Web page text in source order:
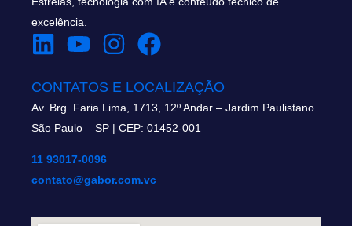
excelência.
CONTATOS E LOCALIZAÇÃO
Av. Brg. Faria Lima, 1713, 12º Andar – Jardim Paulistano
São Paulo – SP | CEP: 01452-001
11 93017-0096
contato@gabor.com.vc